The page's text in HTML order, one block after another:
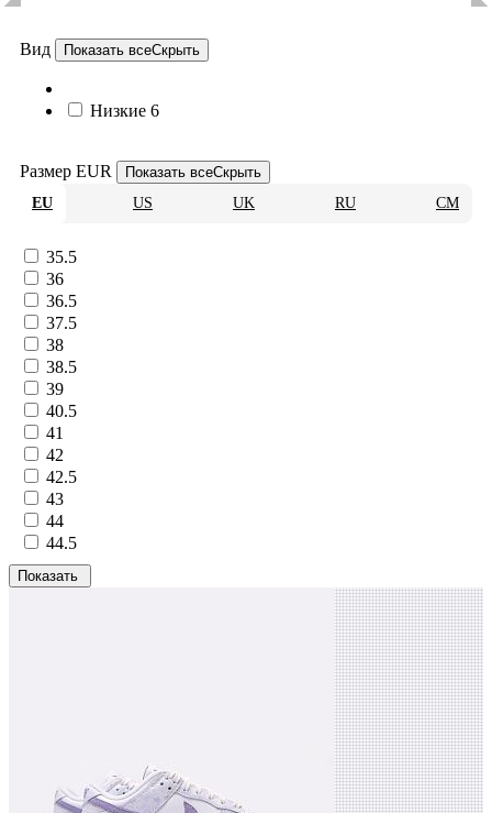
Вид Показать всеСкрыть
Низкие 6
Размер EUR Показать всеСкрыть
EU
US UK RU CM
35.5
36
36.5
37.5
38
38.5
39
40.5
41
42
42.5
43
44
44.5